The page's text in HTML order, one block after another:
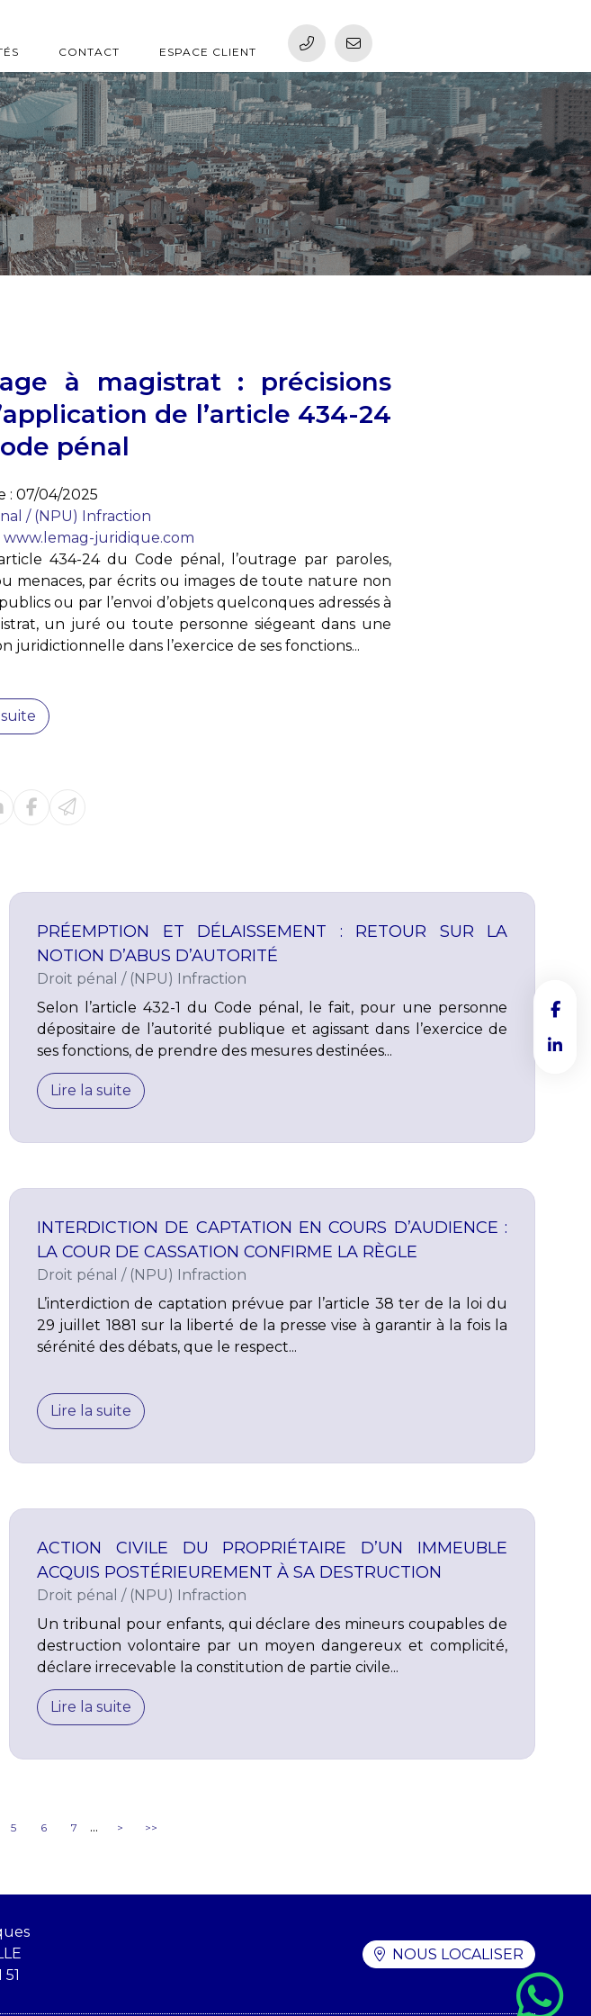
CONTACT ESPACE CLIENT
à magistrat : précisions
de l’article 434-24
pénal
: 07/04/2025
/ (NPU) Infraction
www.lemag-juridique.com
434-24 du Code pénal, l’outrage par paroles,
menaces, par écrits ou images de toute nature non
ou par l’envoi d’objets quelconques adressés à
un juré ou toute personne siégeant dans une
juridictionnelle dans l’exercice de ses fonctions...
PRÉEMPTION ET DÉLAISSEMENT : RETOUR SUR LA
NOTION D’ABUS D’AUTORITÉ
Droit pénal / (NPU) Infraction
Selon l’article 432-1 du Code pénal, le fait, pour une personne
dépositaire de l’autorité publique et agissant dans l’exercice de
ses fonctions, de prendre des mesures destinées...
Lire la suite
INTERDICTION DE CAPTATION EN COURS D’AUDIENCE :
LA COUR DE CASSATION CONFIRME LA RÈGLE
Droit pénal / (NPU) Infraction
L’interdiction de captation prévue par l’article 38 ter de la loi du
29 juillet 1881 sur la liberté de la presse vise à garantir à la fois la
sérénité des débats, que le respect...
Lire la suite
ACTION CIVILE DU PROPRIÉTAIRE D’UN IMMEUBLE
ACQUIS POSTÉRIEUREMENT À SA DESTRUCTION
Droit pénal / (NPU) Infraction
Un tribunal pour enfants, qui déclare des mineurs coupables de
destruction volontaire par un moyen dangereux et complicité,
déclare irrecevable la constitution de partie civile...
Lire la suite
5 6 7 ... > >>
NOUS LOCALISER